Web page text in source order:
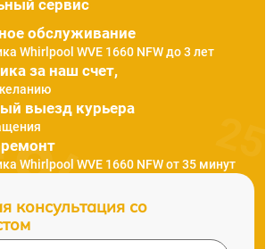
сервис
обслуживание
Whirlpool WVE 1660 NFW до 3 лет
за наш счет,
выезд курьера
Whirlpool WVE 1660 NFW от 35 минут
консультация со